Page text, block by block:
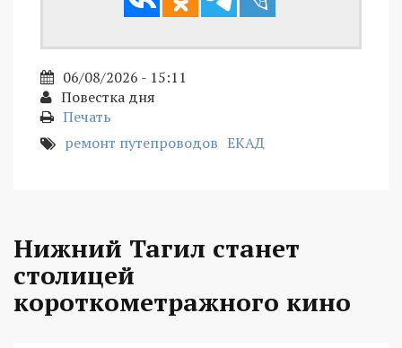
06/08/2026 - 15:11
Повестка дня
Печать
ремонт путепроводов ЕКАД
Нижний Тагил станет
столицей
короткометражного кино